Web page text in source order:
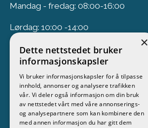
Mandag - fredag: 08:00-16:00
Lørdag: 10:00 -14:00
Nyhetsbrev
Meld deg på vårt nyhetsbrev
Følg oss
×
Dette nettstedet bruker
informasjonskapsler
Vi bruker informasjonskapsler for å tilpasse
innhold, annonser og analysere trafikken
vår. Vi deler også informasjon om din bruk
av nettstedet vårt med våre annonserings-
og analysepartnere som kan kombinere den
med annen informasjon du har gitt dem